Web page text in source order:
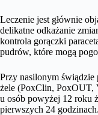
Leczenie jest głównie
delikatne odkażanie
kontrola gorączki
pudrów, które mogą
Przy nasilonym świądzie
żele (PoxClin, PoxOUT,
u osób powyżej 12 roku
pierwszych 24 godzinach.